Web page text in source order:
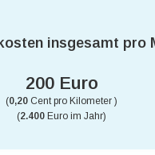
insgesamt pro
200 Euro
(0,20 Cent pro Kilometer )
(2.400 Euro im Jahr)